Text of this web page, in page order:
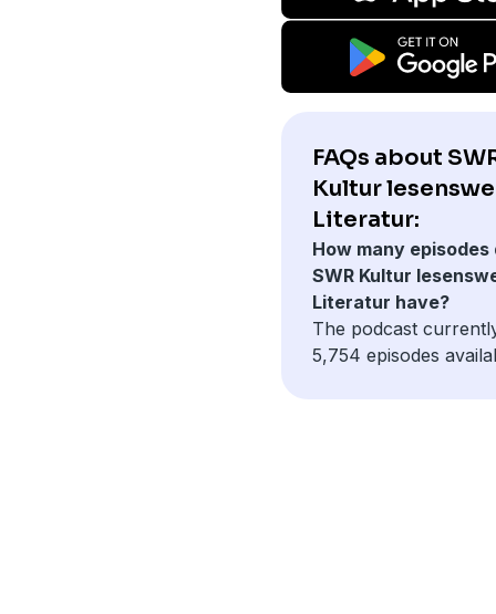
FAQs about
Kultur
Literatur:
How many episodes
SWR Kultur
Literatur have?
The podcast
5,754 episodes